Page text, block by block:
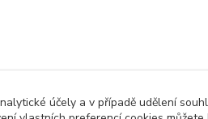
účely a v případě udělení